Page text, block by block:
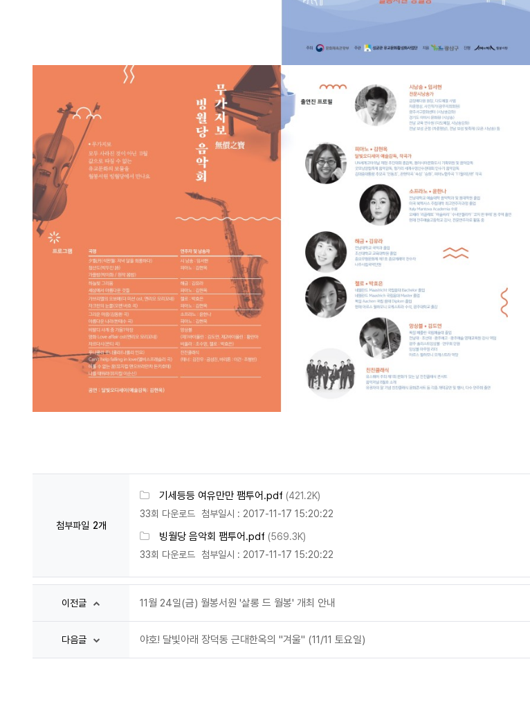
첨부파일 2개
기세등등 여유만만 팸투어.pdf (421.2K)
33회 다운로드
첨부일시 : 2017-11-17 15:20:22
빙월당 음악회 팸투어.pdf (569.3K)
33회 다운로드
첨부일시 : 2017-11-17 15:20:22
이전글 11월 24일(금) 월봉서원 '살롱 드 월봉' 개최 안내
다음글 야호! 달빛아래 장덕동 근대한옥의 "겨울" (11/11 토요일)